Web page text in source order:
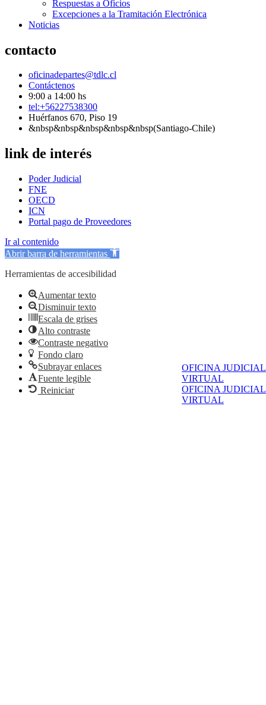
OFICINA JUDICIAL
VIRTUAL
OFICINA JUDICIAL
VIRTUAL
Respuestas a Oficios
Excepciones a la Tramitación Electrónica
Noticias
contacto
oficinadepartes@tdlc.cl
Contáctenos
9:00 a 14:00 hs
tel:+56227538300
Huérfanos 670, Piso 19
&nbsp&nbsp&nbsp&nbsp&nbsp(Santiago-Chile)
link de interés
Poder Judicial
FNE
OECD
ICN
Portal pago de Proveedores
Ir al contenido
Abrir barra de herramientas
Herramientas de accesibilidad
Aumentar texto
Disminuir texto
Escala de grises
Alto contraste
Contraste negativo
Fondo claro
Subrayar enlaces
Fuente legible
Reiniciar